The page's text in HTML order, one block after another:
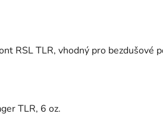
RSL TLR, vhodný pro
TLR, 6 oz.